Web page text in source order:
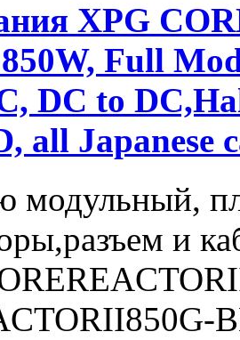
XPG
Full
DC to
all Japanese
модульный,
и